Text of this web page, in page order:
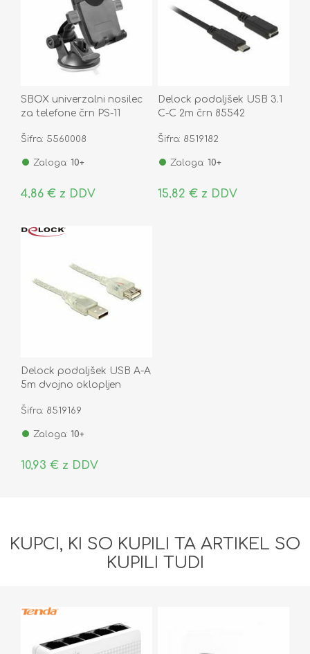
SBOX univerzalni nosilec
za telefone črn PS-11
Šifra: 5560008
Zaloga: 10+
4,86 € z DDV
Delock podaljšek USB 3.1
C-C 2m črn 85542
Šifra: 8519182
Zaloga: 10+
15,82 € z DDV
Delock podaljšek USB A-A
5m dvojno oklopljen
Šifra: 8519169
Zaloga: 10+
10,93 € z DDV
KUPCI, KI SO KUPILI TA ARTIKEL SO
KUPILI TUDI